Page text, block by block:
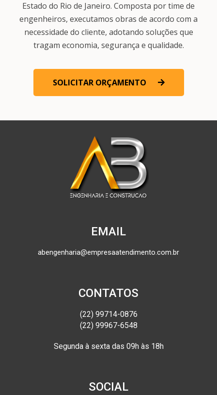
Estado do Rio de Janeiro. Composta por time de
engenheiros, executamos obras de acordo com a
necessidade do cliente, adotando soluções que
tragam economia, segurança e qualidade.
SOLICITAR ORÇAMENTO
EMAIL
abengenharia@empresaatendimento.com.br
CONTATOS
(22) 99714-0876
(22) 99967-6548
Segunda à sexta das 09h às 18h
SOCIAL